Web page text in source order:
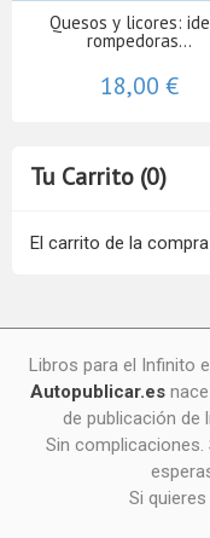
Tu Carrito (0)
El carrito de la
Quesos y licores:
rompedoras...
18,00 €
Libros para el Infinito
Autopublicar.es
de publicación
Sin complicaciones.
Si